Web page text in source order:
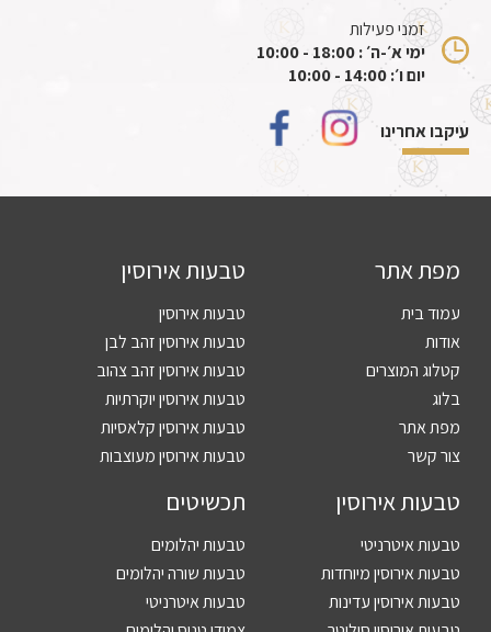
זמני פעילות
ימי א׳-ה׳ : 18:00 - 10:00
יום ו׳: 14:00 - 10:00
עיקבו אחרינו
מפת אתר
עמוד בית
אודות
קטלוג המוצרים
בלוג
מפת אתר
צור קשר
טבעות אירוסין
טבעות אירוסין
טבעות אירוסין זהב לבן
טבעות אירוסין זהב צהוב
טבעות אירוסין יוקרתיות
טבעות אירוסין קלאסיות
טבעות אירוסין מעוצבות
טבעות אירוסין
טבעות איטרניטי
טבעות אירוסין מיוחדות
טבעות אירוסין עדינות
תכשיטים
טבעות יהלומים
טבעות שורה יהלומים
טבעות איטרניטי